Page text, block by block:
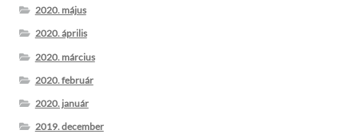
2020. május
2020. április
2020. március
2020. február
2020. január
2019. december